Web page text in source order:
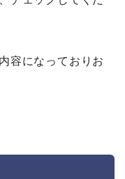
容になっておりお